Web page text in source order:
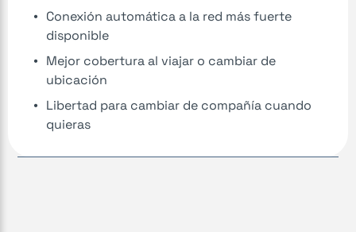
Conexión automática a la red más fuerte
disponible
Mejor cobertura al viajar o cambiar de
ubicación
Libertad para cambiar de compañía cuando
quieras